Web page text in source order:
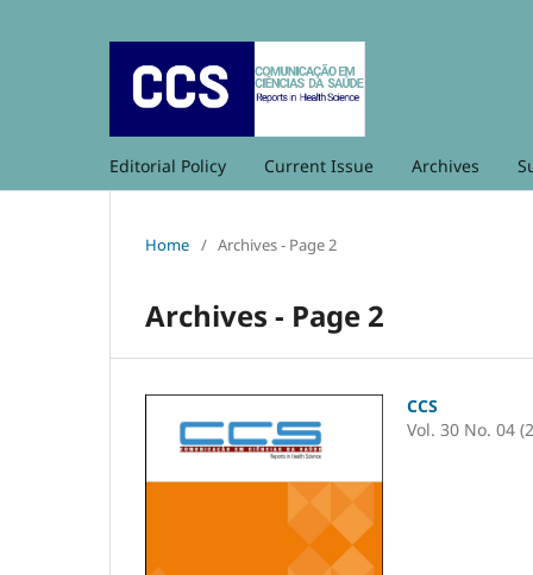
Editorial Policy Current Issue Archives
Home / Archives - Page 2
Archives - Page 2
CCS
Vol. 30 No. 04